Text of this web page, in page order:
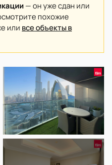
— он уже сдан или
похожие
или все объекты в